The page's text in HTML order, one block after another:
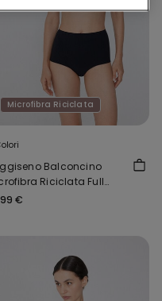
Microfibra Riciclata
Balconcino
Riciclata Full
Prague
€